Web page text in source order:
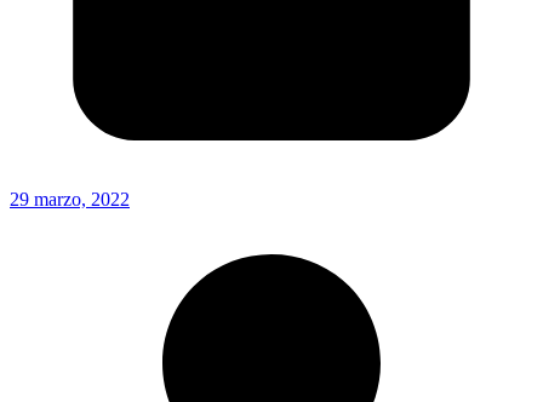
29 marzo, 2022